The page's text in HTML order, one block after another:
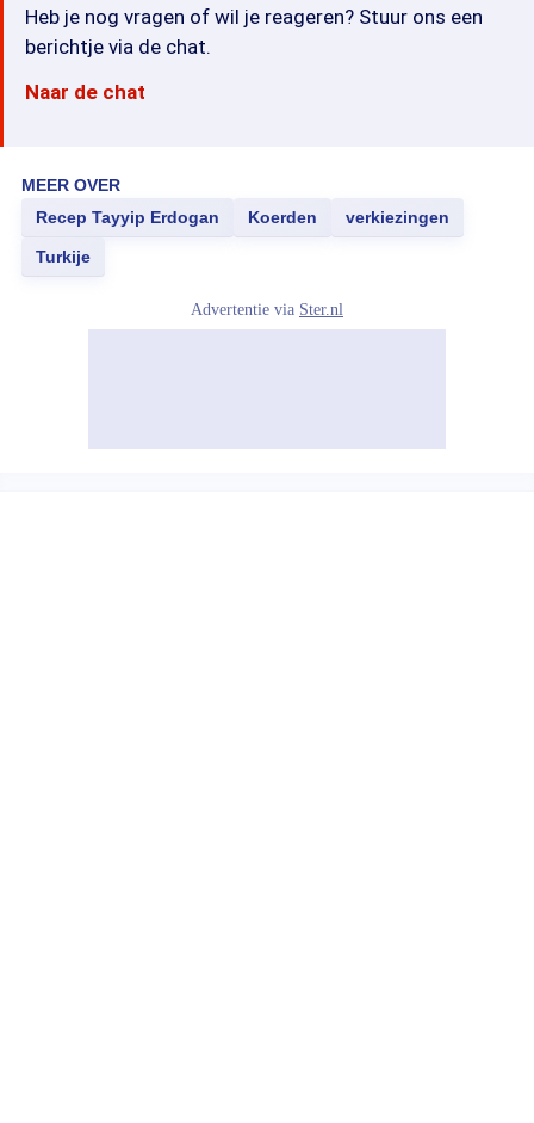
Heb je nog vragen of wil je reageren? Stuur ons een
berichtje via de chat.
Naar de chat
MEER OVER
Recep Tayyip Erdogan
Koerden verkiezingen
Turkije
Advertentie via Ster.nl